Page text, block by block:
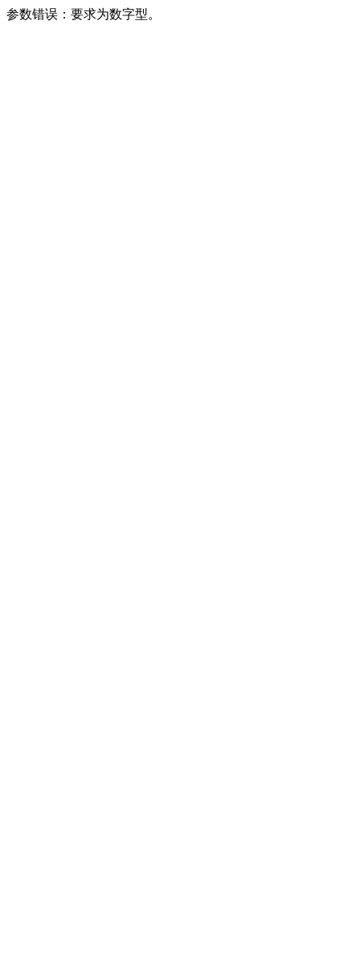
参数错误：要求为数字型。